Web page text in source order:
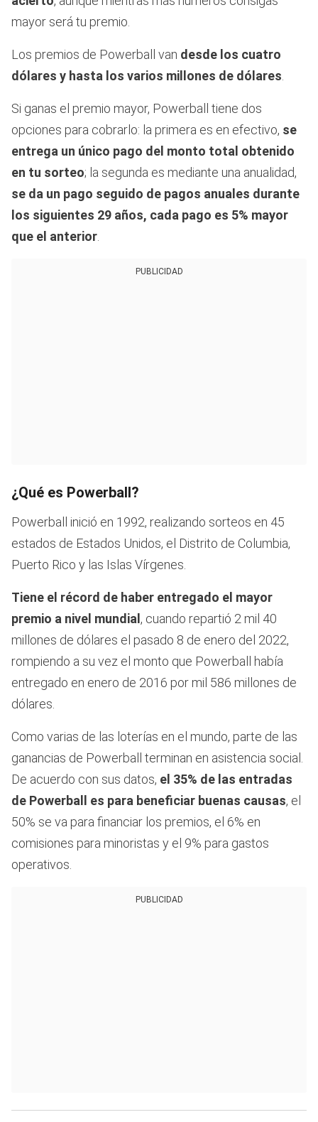
mayor será tu premio.
Los premios de Powerball van desde los cuatro
dólares y hasta los varios millones de dólares.
Si ganas el premio mayor, Powerball tiene dos
opciones para cobrarlo: la primera es en efectivo, se
entrega un único pago del monto total obtenido
en tu sorteo; la segunda es mediante una anualidad,
se da un pago seguido de pagos anuales durante
los siguientes 29 años, cada pago es 5% mayor
que el anterior.
PUBLICIDAD
¿Qué es Powerball?
Powerball inició en 1992, realizando sorteos en 45
estados de Estados Unidos, el Distrito de Columbia,
Puerto Rico y las Islas Vírgenes.
Tiene el récord de haber entregado el mayor
premio a nivel mundial , cuando repartió 2 mil 40
millones de dólares el pasado 8 de enero del 2022,
rompiendo a su vez el monto que Powerball había
entregado en enero de 2016 por mil 586 millones de
dólares.
Como varias de las loterías en el mundo, parte de las
ganancias de Powerball terminan en asistencia social.
De acuerdo con sus datos, el 35% de las entradas
de Powerball es para beneficiar buenas causas, el
50% se va para financiar los premios, el 6% en
comisiones para minoristas y el 9% para gastos
operativos.
PUBLICIDAD